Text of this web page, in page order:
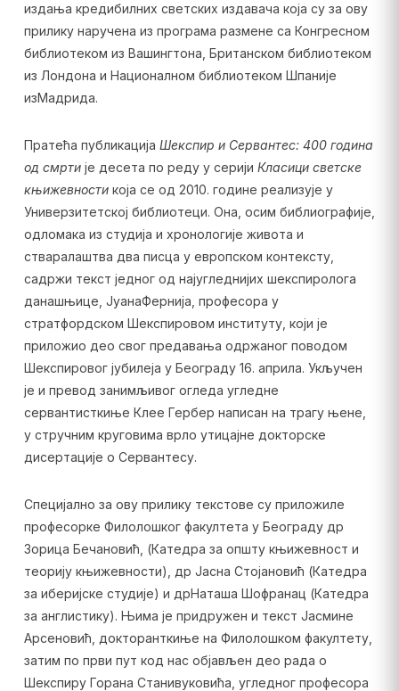
издања кредибилних светских издавача која су за ову
прилику наручена из програма размене са Конгресном
библиотеком из Вашингтона, Британском библиотеком
из Лондона и Националном библиотеком Шпаније
изМадрида.
Пратећа публикација Шекспир и Сервантес: 400 година
од смрти је десета по реду у серији Класици светске
књижевности која се од 2010. године реализује у
Универзитетској библиотеци. Она, осим библиографије,
одломака из студија и хронологије живота и
стваралаштва два писца у европском контексту,
садржи текст једног од најугледнијих шекспиролога
данашњице, ЈуанаФернија, професора у
стратфордском Шекспировом институту, који је
приложио део свог предавања одржаног поводом
Шекспировог јубилеја у Београду 16. априла. Укључен
је и превод занимљивог огледа угледне
сервантисткиње Клее Гербер написан на трагу њене,
у стручним круговима врло утицајне докторске
дисертације о Сервантесу.
Специјално за ову прилику текстове су приложиле
професорке Филолошког факултета у Београду др
Зорица Бечановић, (Катедра за општу књижевност и
теорију књижевности), др Јасна Стојановић (Катедра
за иберијске студије) и дрНаташа Шофранац (Катедра
за англистику). Њима је придружен и текст Јасмине
Арсеновић, докторанткиње на Филолошком факултету,
затим по први пут код нас објављен део рада о
Шекспиру Горана Станивуковића, угледног професора